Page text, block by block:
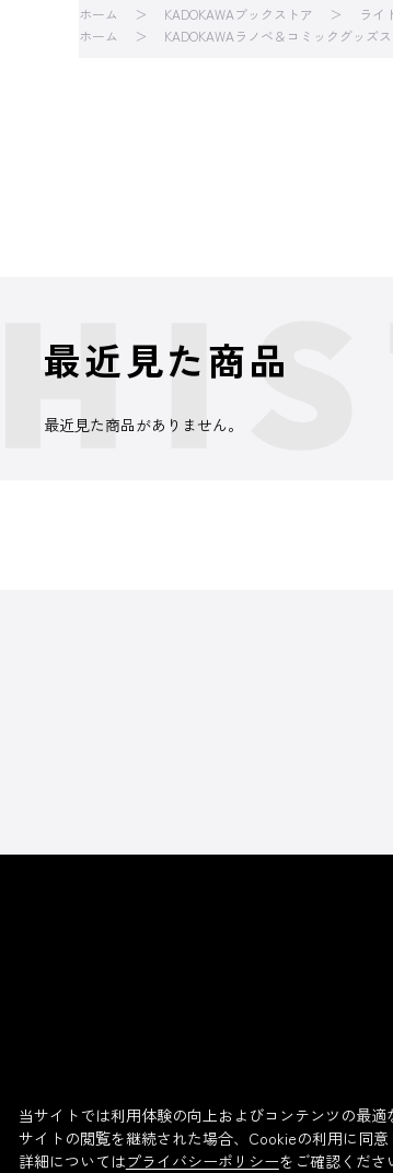
ホーム KADOKAWAブックストア ライ
ホーム
KADOKAWAラノベ＆コミックグッズ
最近見た商品
最近見た商品がありません。
当サイトでは利用体験の向上およびコンテンツの最
サイトの閲覧を継続された場合、Cookieの利用に同意
詳細についてはプライバシーポリシーをご確認くださ